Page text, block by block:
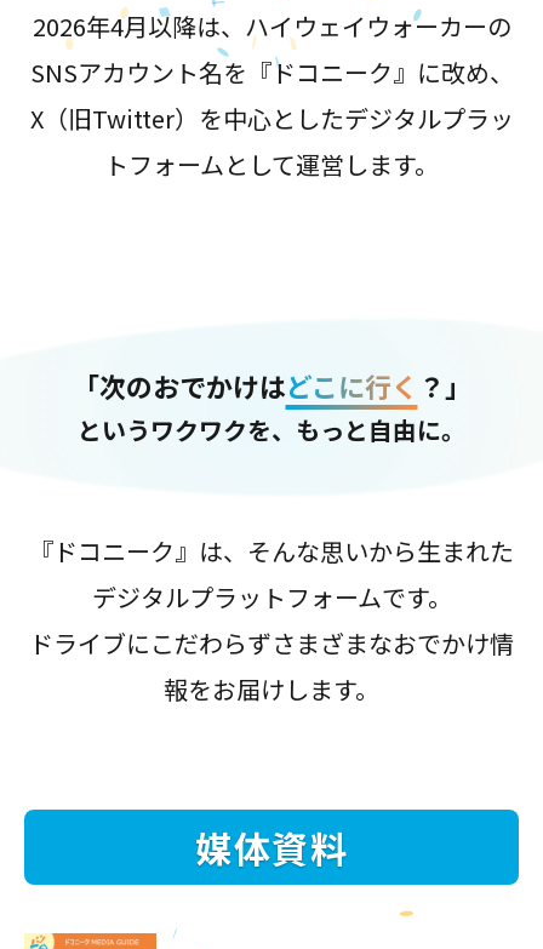
2026年4月以降は、ハイウェイウォーカーの
SNSアカウント名を『ドコニーク』に改め、
X（旧Twitter）を中心としたデジタルプラッ
トフォームとして運営します。
「次のおでかけはどこに行く ？」
というワクワクを、もっと自由に。
『ドコニーク』は、そんな思いから生まれた
デジタルプラットフォームです。
ドライブにこだわらずさまざまなおでかけ情
報をお届けします。
媒体資料